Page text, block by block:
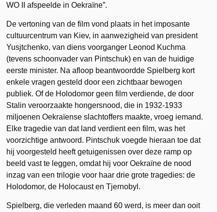
WO II afspeelde in Oekraïne”.
De vertoning van de film vond plaats in het imposante
cultuurcentrum van Kiev, in aanwezigheid van president
Yusjtchenko, van diens voorganger Leonod Kuchma
(tevens schoonvader van Pintschuk) en van de huidige
eerste minister. Na afloop beantwoordde Spielberg kort
enkele vragen gesteld door een zichtbaar bewogen
publiek. Of de Holodomor geen film verdiende, de door
Stalin veroorzaakte hongersnood, die in 1932-1933
miljoenen Oekraïense slachtoffers maakte, vroeg iemand.
Elke tragedie van dat land verdient een film, was het
voorzichtige antwoord. Pintschuk voegde hieraan toe dat
hij voorgesteld heeft getuigenissen over deze ramp op
beeld vast te leggen, omdat hij voor Oekraïne de nood
inzag van een trilogie voor haar drie grote tragedies: de
Holodomor, de Holocaust en Tjernobyl.
Spielberg, die verleden maand 60 werd, is meer dan ooit